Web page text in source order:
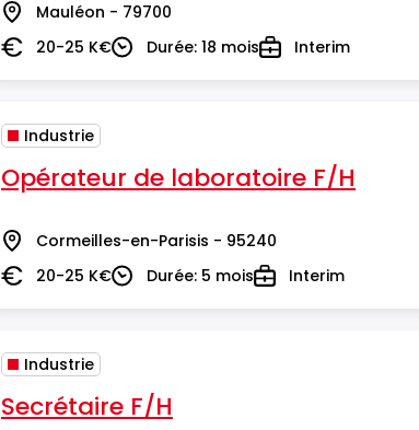
Lieu Mauléon - 79700
Salaire20-25 K€DuréeDurée: 18 moisTypeInterim
Industrie
Opérateur de laboratoire F/H
Lieu Cormeilles-en-Parisis - 95240
Salaire20-25 K€DuréeDurée: 5 moisTypeInterim
Industrie
Secrétaire F/H